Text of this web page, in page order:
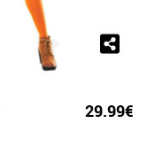
29.99€